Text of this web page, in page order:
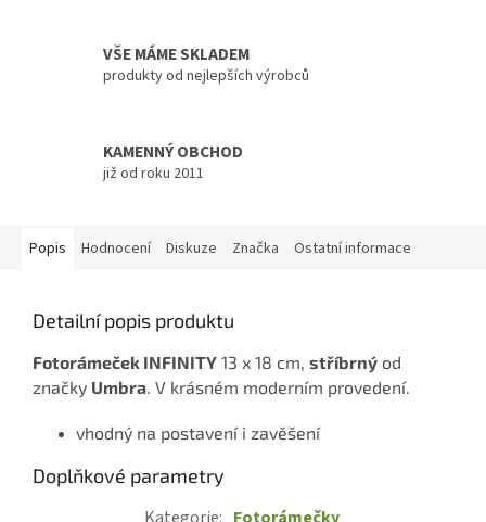
VŠE MÁME SKLADEM
produkty od nejlepších výrobců
KAMENNÝ OBCHOD
již od roku 2011
Popis Hodnocení Diskuze Značka Ostatní informace
Detailní popis produktu
Fotorámeček INFINITY 13 x 18 cm, stříbrný od
značky Umbra . V krásném moderním provedení.
vhodný na postavení i zavěšení
Doplňkové parametry